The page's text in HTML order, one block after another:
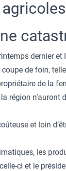
dernier
de foin,
de la
région n’auront
et loin
les
ci et le